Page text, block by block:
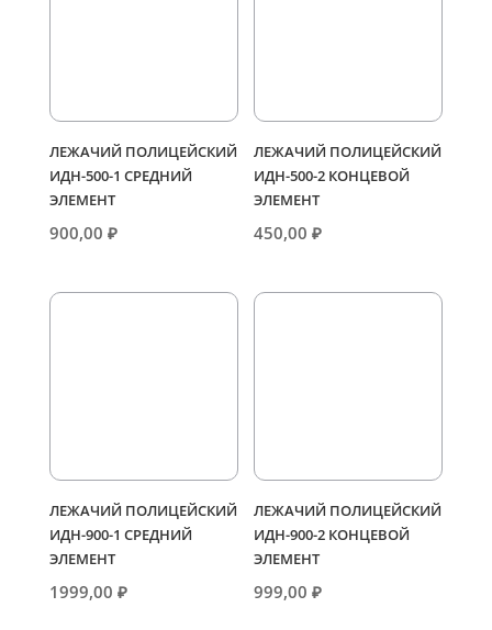
ЛЕЖАЧИЙ ПОЛИЦЕЙСКИЙ
ИДН-500-1 СРЕДНИЙ
ЭЛЕМЕНТ
900,00 ₽
ЛЕЖАЧИЙ ПОЛИЦЕЙСКИЙ
ИДН-500-2 КОНЦЕВОЙ
ЭЛЕМЕНТ
450,00₽
ЛЕЖАЧИЙ ПОЛИЦЕЙСКИЙ
ИДН-900-1 СРЕДНИЙ
ЭЛЕМЕНТ
1999,00 ₽
ЛЕЖАЧИЙ ПОЛИЦЕЙСКИЙ
ИДН-900-2 КОНЦЕВОЙ
ЭЛЕМЕНТ
999,00₽